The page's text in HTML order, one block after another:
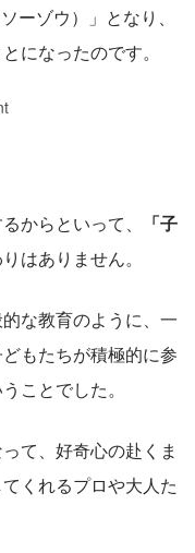
ーゾウ）」となり、
になったのです。
からといって、
「子
はありません。
な教育のように、一
もたちが積極的に参
ことでした。
て、好奇心の赴くま
くれるプロや大人た